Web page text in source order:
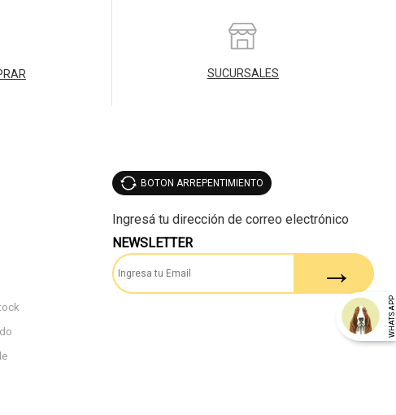
SUCURSALES
WHATSAPP
BOTON ARREPENTIMIENTO
NEWSLETTER